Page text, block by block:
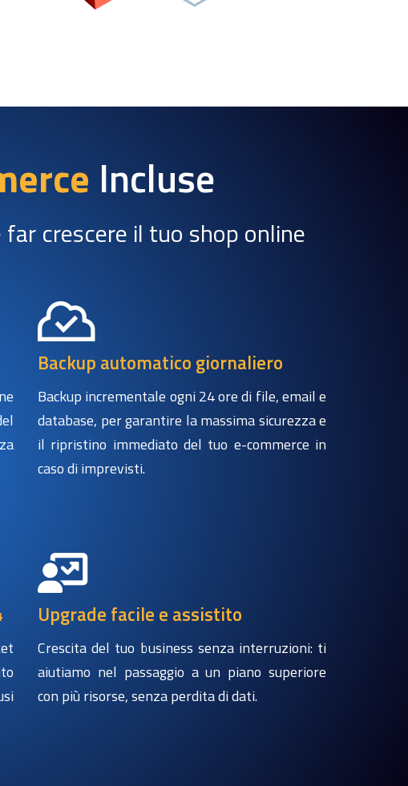
Incluse
crescere il tuo shop online
Backup automatico giornaliero
Backup incrementale ogni 24 ore di file, email e
database, per garantire la massima sicurezza e
il ripristino immediato del tuo e-commerce in
caso di imprevisti.
Upgrade facile e assistito
Crescita del tuo business senza interruzioni: ti
aiutiamo nel passaggio a un piano superiore
con più risorse, senza perdita di dati.